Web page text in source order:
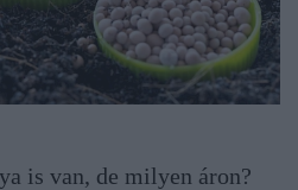
is van, de milyen áron?